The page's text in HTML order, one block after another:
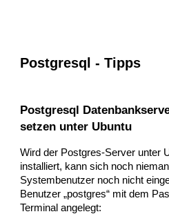
Postgresql - Tipps
Postgresql
setzen unter Ubuntu
Wird der Postgres-Server unter
installiert, kann sich noch
Systembenutzer noch nicht
Benutzer „postgres“ mit dem
Terminal angelegt: